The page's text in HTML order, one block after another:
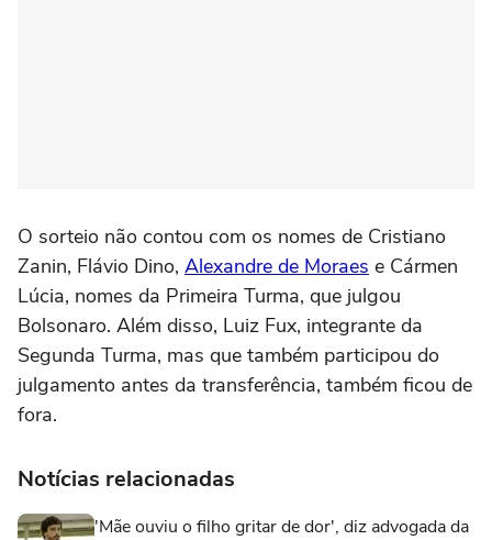
O sorteio não contou com os nomes de Cristiano
Zanin, Flávio Dino, Alexandre de Moraes e Cármen
Lúcia, nomes da Primeira Turma, que julgou
Bolsonaro. Além disso, Luiz Fux, integrante da
Segunda Turma, mas que também participou do
julgamento antes da transferência, também ficou de
fora.
Notícias relacionadas
'Mãe ouviu o filho gritar de dor', diz advogada da